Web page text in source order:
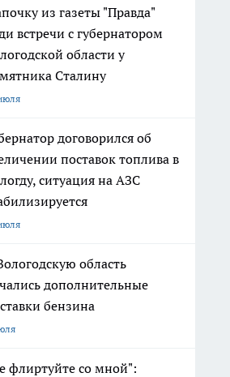
из газеты "Правда"
встречи с губернатором
области у
Сталину
договорился об
поставок топлива в
ситуация на АЗС
область
дополнительные
бензина
флиртуйте со мной":